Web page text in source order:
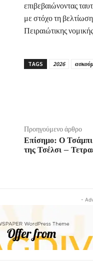
επιβεβαιώνοντας
με στόχο τη
Πειραιώτικης
TAGS 2026
Προηγούμενο άρθρο
Επίσημο: Ο Τσάμπι
της Τσέλσι –
-